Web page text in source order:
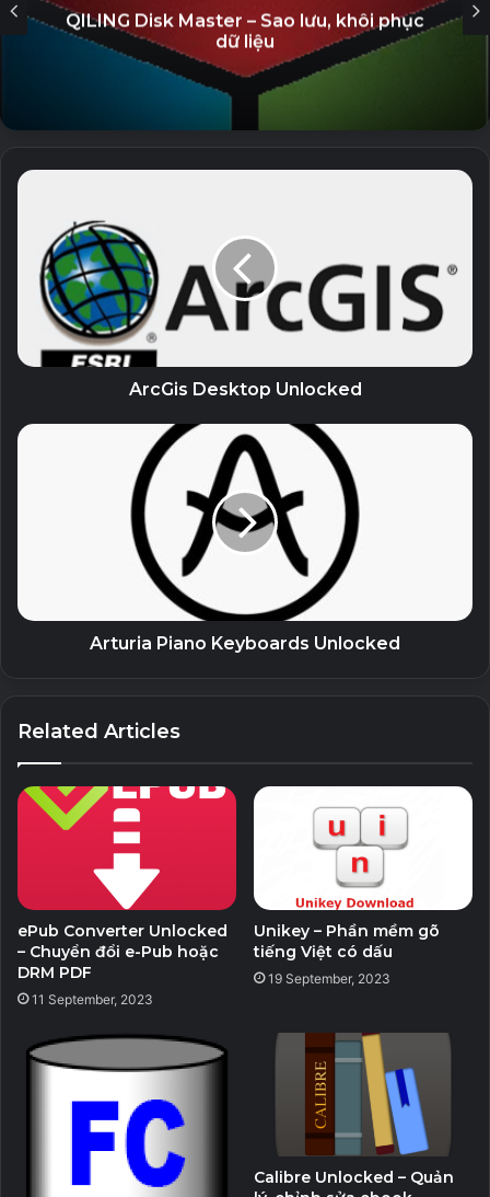
Eltima USB Network Gate Unlocked –
Phần mềm hỗ trợ chia sẻ kết nối USB
23 August, 2023
Hiện tại, hình ảnh 360 ° được gắn nhãn là một
beta. Điều này có nghĩa là đây là phiên bản đầu tiên của
tính năng và sẽ được bổ sung, tiếp tục phát triển tính năng
này khi Articulate nhận được phản hồi của người dùng!
Phần mềm có đuôi _WithMed hoặc _Rsload thì đã
bao gồm kích hoạt đi kèm. Cài đặt xong thì chạy
* Phần mềm đuôi Lrepacks, Repackme, Diakov,
KpoJIuK,TryRooM thì chỉ cần chạy file install.cmd là
được. Không chạy file exe.
* Phần mềm đuôi Portable thì chỉ cần giải nén và chạy
file exe, không cần cài đặt.
ArticulateStoryline3.12.24693.0_WithMed.rar
QILING Disk Master – Sao lưu, khôi phục
dữ liệu
ArcGis Desktop Unlocked
Arturia Piano Keyboards Unlocked
Related Articles
ePub Converter Unlocked
– Chuyển đổi e-Pub hoặc
DRM PDF
11 September, 2023
Unikey – Phần mềm gõ
tiếng Việt có dấu
19 September, 2023
Calibre Unlocked – Quản